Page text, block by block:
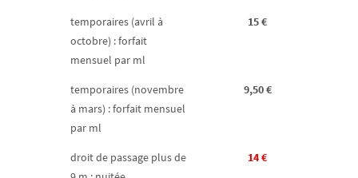
temporaires (avril à
octobre) : forfait
mensuel par ml
15 €
temporaires (novembre
à mars) : forfait mensuel
par ml
9,50 €
droit de passage plus de
14 €